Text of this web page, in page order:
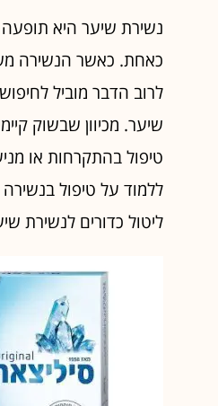
נשירת שיער היא
כאחת. כאשר הנשירה
לרוב הדבר מוביל
שיער. מכיוון שבשוק
טיפול בהתקרחות או
ללמוד על טיפול
ליטול כדורים לנשירת